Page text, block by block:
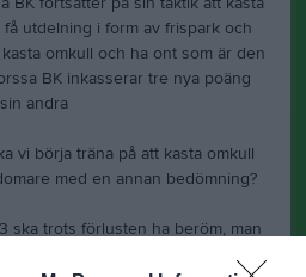
utdelning i form av frispark och
omkull och ha ont som är den
BK inkasserar tre nya poäng
andra
vi börja träna på att kasta omkull
med en annan bedömning?
ska trots förlusten ha beröm, man